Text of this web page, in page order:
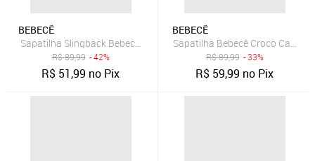
BEBECÊ
Sapatilha Slingback Bebecê Lisa Café
R$89,99 - 42%
R$ 51,99 no Pix
BEBECÊ
Sapatilha Bebecê Croco
R$89,99 - 33%
R$ 59,99 no Pix